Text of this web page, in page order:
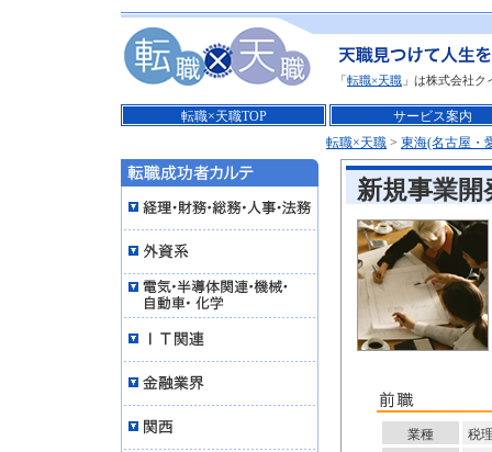
「転職×天職 」は株式会社
転職×天職TOP
サービス案内
転職×天職 > 東海(名古屋・
新規事業
業種
税